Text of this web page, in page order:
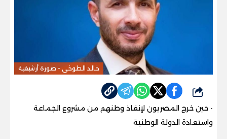
خالد الطوخى - صورة أرشيفية
شارك
- حين خرج المصريون لإنقاذ وطنهم من مشروع الجماعة
واستعادة الدولة الوطنية